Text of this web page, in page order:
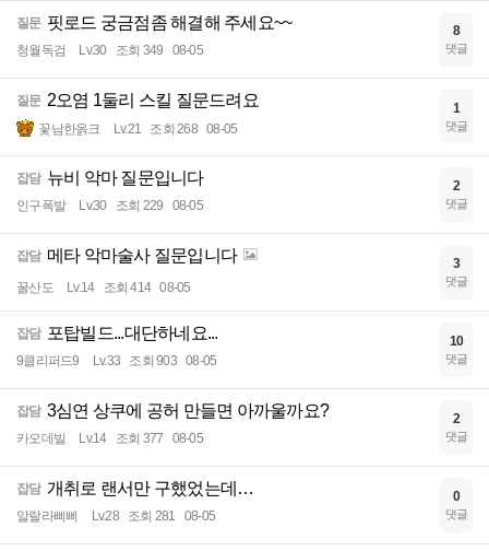
질문 핏로드 궁금점좀 해결해 주세요~~
청월독검 Lv.30 조회 349 08-05
8
댓글
질문 2오염 1둘리 스킬 질문드려요
꽃남한옭크 Lv.21 조회 268 08-05
1
댓글
잡담 뉴비 악마 질문입니다
인구폭발 Lv.30 조회 229 08-05
2
댓글
잡담 메타 악마술사 질문입니다
꿀산도 Lv.14 조회 414 08-05
3
댓글
잡담 포탑빌드...대단하네요...
9클리퍼드9 Lv.33 조회 903 08-05
10
댓글
잡담 3심연 상쿠에 공허 만들면 아까울까요?
카오데빌 Lv.14 조회 377 08-05
2
댓글
잡담 개취로 랜서만 구했었는데…
알랄라삐삐 Lv.28 조회 281 08-05
0
댓글